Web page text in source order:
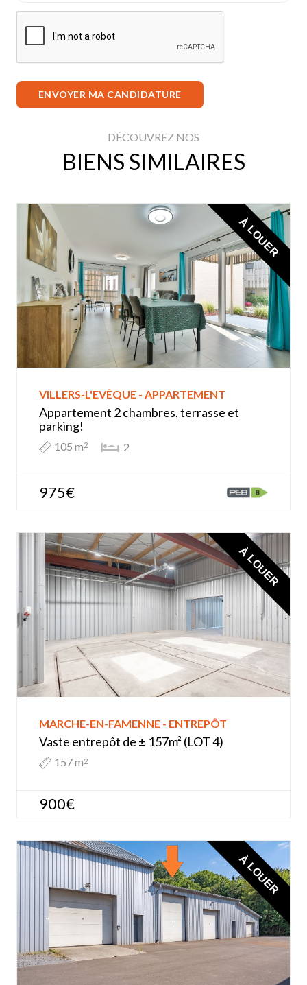
ENVOYER MA CANDIDATURE
DÉCOUVREZ NOS
BIENS SIMILAIRES
VILLERS-L'EVÊQUE - APPARTEMENT
Appartement 2 chambres, terrasse et
parking!
105 m2 2
975€
À LOUER
MARCHE-EN-FAMENNE - ENTREPÔT
Vaste entrepôt de ± 157m² (LOT 4)
157 m2
900€
À LOUER
À LOUER